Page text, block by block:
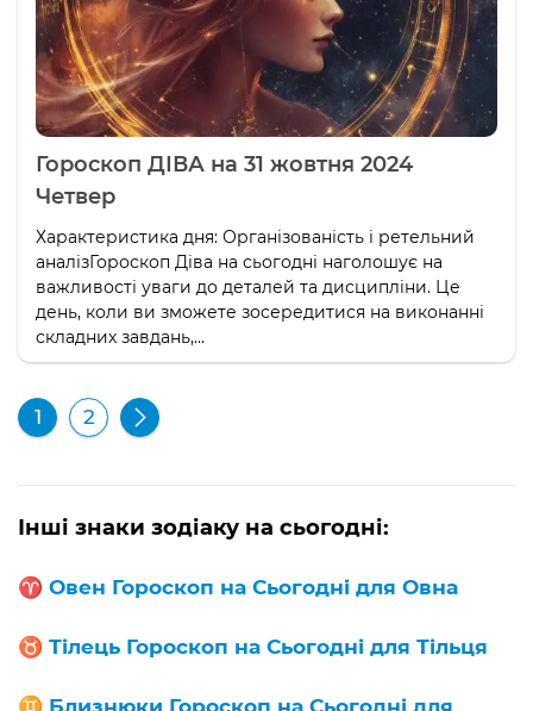
Гороскоп ДІВА на 31 жовтня 2024
Четвер
Характеристика дня: Організованість і ретельний
аналізГороскоп Діва на сьогодні наголошує на
важливості уваги до деталей та дисципліни. Це
день, коли ви зможете зосередитися на виконанні
складних завдань,...
1 2
Інші знаки зодіаку на сьогодні:
♈️ Овен Гороскоп на Сьогодні для Овна
♉️ Тілець Гороскоп на Сьогодні для Тільця
♊️ Близнюки Гороскоп на Сьогодні для